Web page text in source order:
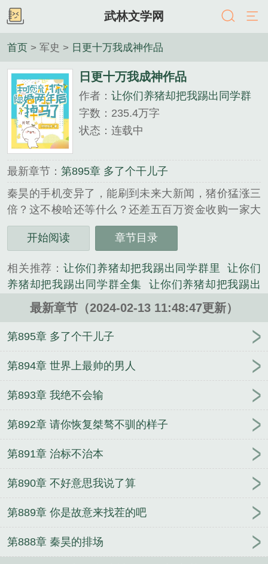
武林文学网
首页 > 军史 > 日更十万我成神作品
日更十万我成神作品
作者： 让你们养猪却把我踢出同学群
字数：235.4万字
状态：连载中
最新章节： 第895章 多了个干儿子
秦昊的手机变异了，能刷到未来大新闻，猪价猛涨三
倍？这不梭哈还等什么？还差五百万资金收购一家大
型养猪厂，秦昊打算给朋友们借一点。秦昊：老班长
啊，我想回家养猪，要不要投资点？老班长：不好意
猪崽吧？算你投资的怎么样？二狗子：没钱啊，要不
给你买本母猪产后护理吧？秦昊：淑怡啊，我想回家
养猪。淑怡：你真没出息，居然回家养猪......
学群精心创作的军史类小说。
开始阅读 章节目录
相关推荐： 让你们养猪却把我踢出同学群里
让你们
养猪却把我踢出同学群全集
让你们养猪却把我踢出
同学群免费 让你们养猪却把我踢出同学群无错字精
让你们养猪却把我踢出同学群最新
让你们养猪
却把我踢出同学群的英文
让你们养猪却把我踢出同
欲佛子疯魔失控 穿成痴傻小姐后我嫁给了未来权相
乡 知否！从大娘子的妈宝男开始崛起
清
不爱妈妈
英雄与风月 洪荒之人族崛起
奴婢只愿待
在主子身边
替嫁真千金掉马后全网都炸了
综
武：混迹武侠世界的我此次无敌
崛起，从分队留守
处开始
最新章节（2024-02-13 11:48:47更新）
第895章 多了个干儿子
第894章 世界上最帅的男人
第893章 我绝不会输
第892章 请你恢复桀骜不驯的样子
第891章 治标不治本
第890章 不好意思我说了算
第889章 你是故意来找茬的吧
第888章 秦昊的排场